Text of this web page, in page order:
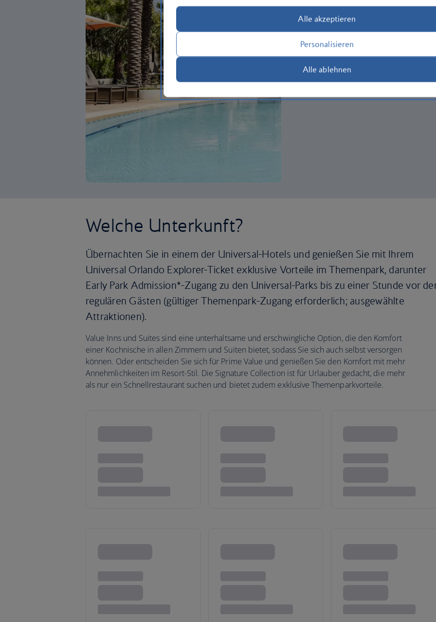
Welche Unterkunft?
Übernachten Sie in einem der Universal-Hotels und genießen Sie mit Ihrem
Universal Orlando Explorer-Ticket exklusive Vorteile im Themenpark, darunter
Early Park Admission*-Zugang zu den Universal-Parks bis zu einer Stunde vor
regulären Gästen (gültiger Themenpark-Zugang erforderlich; ausgewählte
Attraktionen).
Value Inns und Suites sind eine unterhaltsame und erschwingliche Option, die den Komfort
einer Kochnische in allen Zimmern und Suiten bietet, sodass Sie sich auch selbst versorgen
können. Oder entscheiden Sie sich für Prime Value und genießen Sie den Komfort mit mehr
Annehmlichkeiten im Resort-Stil. Die Signature Collection ist für Urlauber gedacht, die mehr
als nur ein Schnellrestaurant suchen und bietet zudem exklusive Themenparkvorteile.
Alle akzeptieren
Personalisieren
Alle ablehnen